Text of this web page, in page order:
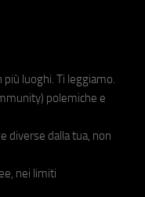
luoghi. Ti leggiamo.
polemiche e
diverse dalla tua, non
nei limiti